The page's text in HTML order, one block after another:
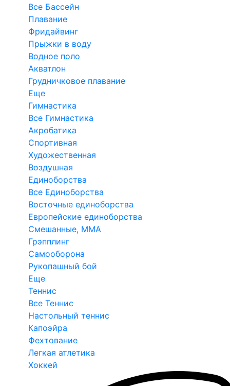
Все Бассейн
Плавание
Фридайвинг
Прыжки в воду
Водное поло
Акватлон
Грудничковое плавание
Еще
Гимнастика
Все Гимнастика
Акробатика
Спортивная
Художественная
Воздушная
Единоборства
Все Единоборства
Восточные единоборства
Европейские единоборства
Смешанные, ММА
Грэпплинг
Самооборона
Рукопашный бой
Еще
Теннис
Все Теннис
Настольный теннис
Капоэйра
Фехтование
Легкая атлетика
Хоккей